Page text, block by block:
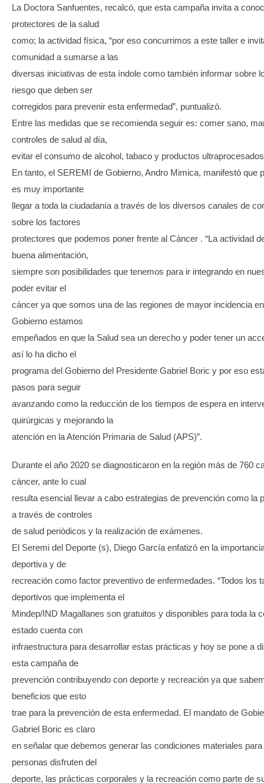
La Doctora Sanfuentes, recalcó, que esta campaña invita a
protectores de la salud
como; la actividad física, “por eso concurrimos a este taller e
comunidad a sumarse a las
diversas iniciativas de esta índole como también informar sobre
riesgo que deben ser
corregidos para prevenir esta enfermedad”, puntualizó.
Entre las medidas que se recomienda seguir es: comer sano,
controles de salud al día,
evitar el consumo de alcohol, tabaco y productos
En tanto, el SEREMI de Gobierno, Andro Mimica, manifestó que
es muy importante
llegar a toda la ciudadanía a través de los diversos canales de
sobre los factores
protectores que podemos poner frente al Cáncer . “La actividad
buena alimentación,
siempre son posibilidades que tenemos para ir integrando en
poder evitar el
cáncer ya que somos una de las regiones de mayor incidencia
Gobierno estamos
empeñados en que la Salud sea un derecho y poder tener un
así lo ha dicho el
programa del Gobierno del Presidente Gabriel Boric y por eso
pasos para seguir
avanzando como la reducción de los tiempos de espera en
quirúrgicas y mejorando la
atención en la Atención Primaria de Salud (APS)”.
Durante el año 2020 se diagnosticaron en la región más de 760
cáncer, ante lo cual
resulta esencial llevar a cabo estrategias de prevención como la
a través de controles
de salud periódicos y la realización de exámenes.
El Seremi del Deporte (s), Diego García enfatizó en la
deportiva y de
recreación como factor preventivo de enfermedades. “Todos los
deportivos que implementa el
Mindep/IND Magallanes son gratuitos y disponibles para toda la
estado cuenta con
infraestructura para desarrollar estas prácticas y hoy se pone a
esta campaña de
prevención contribuyendo con deporte y recreación ya que
beneficios que esto
trae para la prevención de esta enfermedad. El mandato de
Gabriel Boric es claro
en señalar que debemos generar las condiciones materiales
personas disfruten del
deporte, las prácticas corporales y la recreación como parte de